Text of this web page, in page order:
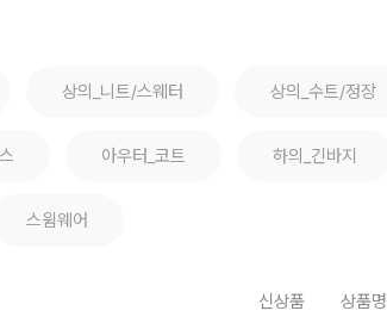
상의_니트/스웨터 상의_수트/정장
아우터_코트 하의_긴바지
스윔웨어
신상품 상품명